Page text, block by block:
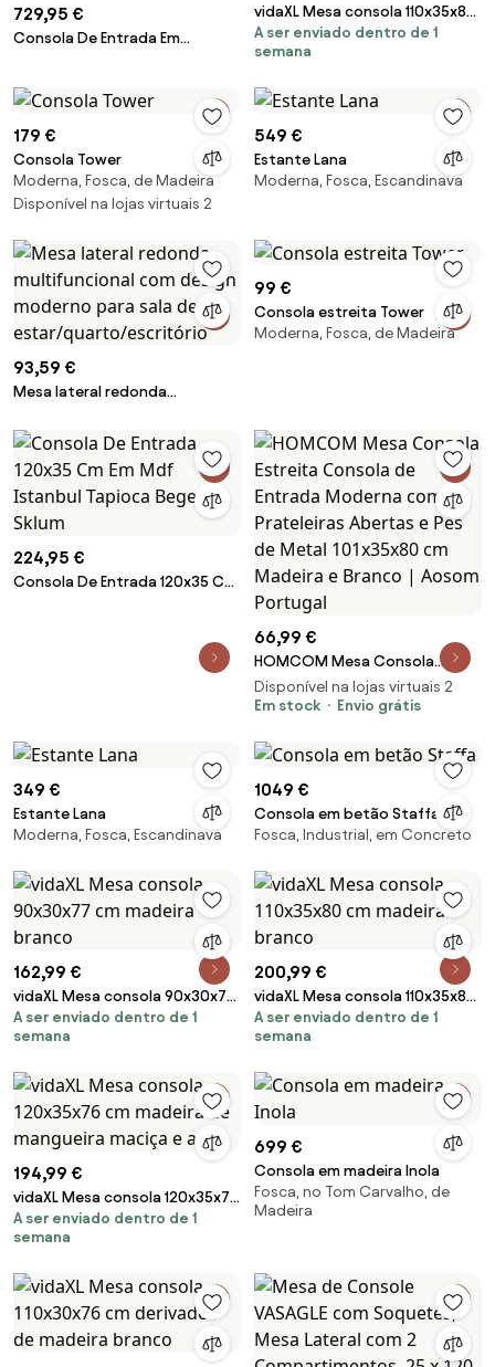
729,95 €
Consola De Entrada Em
Travertino - Sklum
vidaXL Mesa consola 110x35x80
cm madeira branco
A ser enviado dentro de 1
semana
179 €
Consola Tower
Moderna, Fosca, de Madeira
Disponível na lojas virtuais 2
549 €
Estante Lana
Moderna, Fosca, Escandinava
93,59 €
Mesa lateral redonda
moderno para sala de
99 €
Consola estreita Tower
Moderna, Fosca, de Madeira
224,95 €
Consola De Entrada 120x35 Cm
66,99 €
HOMCOM Mesa Consola
Estreita Consola de Entrada
Moderna com 3 Prateleiras
101x35x80 cm Madeira e Branco
Disponível na lojas virtuais 2
Em stock
Envio grátis
349 €
Estante Lana
Moderna, Fosca, Escandinava
1049 €
Consola em betão Staffa
Fosca, Industrial, em Concreto
162,99 €
vidaXL Mesa consola 90x30x77
cm madeira branco
A ser enviado dentro de 1
semana
200,99 €
vidaXL Mesa consola 110x35x80
cm madeira branco
A ser enviado dentro de 1
semana
194,99 €
vidaXL Mesa consola 120x35x76
cm madeira de mangueira
maciça e aço
A ser enviado dentro de 1
semana
699 €
Consola em madeira Inola
Fosca, no Tom Carvalho, de
Madeira